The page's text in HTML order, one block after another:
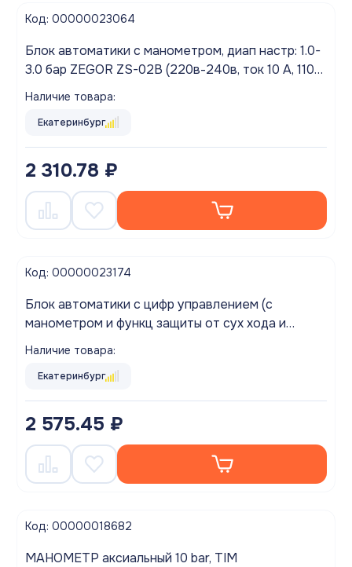
Код: 00000023064
Блок автоматики с манометром, диап настр: 1.0-
3.0 бар ZEGOR ZS-02B (220в-240в, ток 10 А, 1100
Вт, 1.5 бар - 10 бар, уровень защиты IP 65, 1")
Наличие товара:
Екатеринбург
2 310.78 ₽
Код: 00000023174
Блок автоматики с цифр управлением (с
манометром и функц защиты от сух хода и
Наличие товара:
Екатеринбург
2 575.45 ₽
Код: 00000018682
МАНОМЕТР аксиальный 10 bar, TIM